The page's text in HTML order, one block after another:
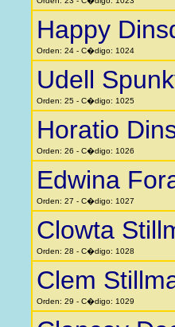
Happy
Orden: 24 - C�digo: 1024
Udell
Orden: 25 - C�digo: 1025
Horatio
Orden: 26 - C�digo: 1026
Edwina
Orden: 27 - C�digo: 1027
Clowta
Orden: 28 - C�digo: 1028
Clem
Orden: 29 - C�digo: 1029